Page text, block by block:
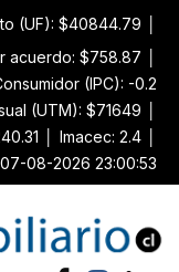
(UF): $40844.79
acuerdo: $758.87
(IPC): -0.2
(UTM): $71649
Imacec: 2.4
07-08-2026 23:00:53